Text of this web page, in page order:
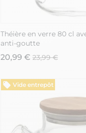
Théière en verre 80 cl
anti-goutte
20,99 € 23,99 €
Vide entrepôt